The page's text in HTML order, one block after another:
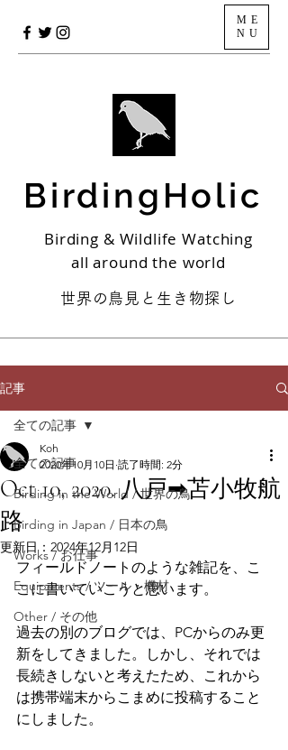
ME
NU
BirdingHolic
Birding & Wildlife Watching
all around the world
世界の鳥見と生き物探し
記事
全ての記事
Birding in the World / 世界の鳥
Birding in Japan / 日本の鳥
Works / お仕事
Equipments / ツール・機材
Other / その他
全ての記事
Oct 10, 2020. 八戸➡︎苫小牧航
路
Koh
2020年10月10日 読了時間: 2分
更新日： 2024年12月12日
フィールドノートのような雑記を、こ
こに書いていこうと思います。
過去の別のブログでは、PCからのみ更
新をしてきました。しかし、それでは
長続きしないと考えたため、これから
は携帯端末からこまめに投稿すること
にしました。